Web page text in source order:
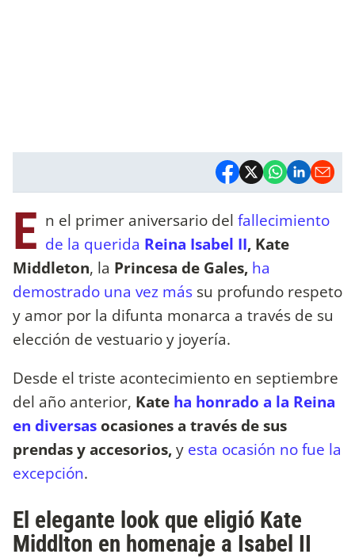
E n el primer aniversario del fallecimiento
de la querida Reina Isabel II, Kate
Middleton, la Princesa de Gales, ha
demostrado una vez más su profundo respeto
y amor por la difunta monarca a través de su
elección de vestuario y joyería.
Desde el triste acontecimiento en septiembre
del año anterior, Kate ha honrado a la Reina
en diversas ocasiones a través de sus
prendas y accesorios,y esta ocasión no fue la
excepción.
El elegante look que eligió Kate
Middlton en homenaje a Isabel II